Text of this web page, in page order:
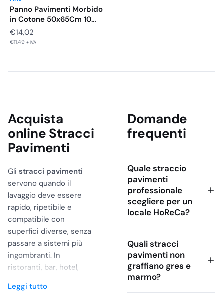
Panno Pavimenti Morbido
in Cotone 50x65Cm 10
Pezzi
€14,02
€11,49 + IVA
Acquista
online Stracci
Pavimenti
Gli stracci pavimenti
servono quando il
lavaggio deve essere
rapido, ripetibile e
compatibile con
superfici diverse, senza
passare a sistemi più
ingombranti. In
ristoranti, bar, hotel,
sanitarie, lo straccio
Leggi tutto
Domande
frequenti
Quale straccio
pavimenti
professionale
scegliere per un
locale HoReCa?
Quali stracci
pavimenti non
graffiano gres e
marmo?